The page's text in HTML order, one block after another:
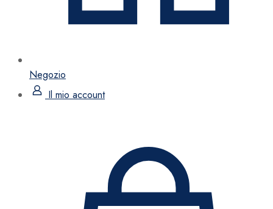
Negozio
Il mio account